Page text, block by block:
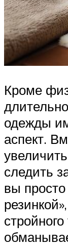
Кроме
одежды
аспект.
следить
вы просто